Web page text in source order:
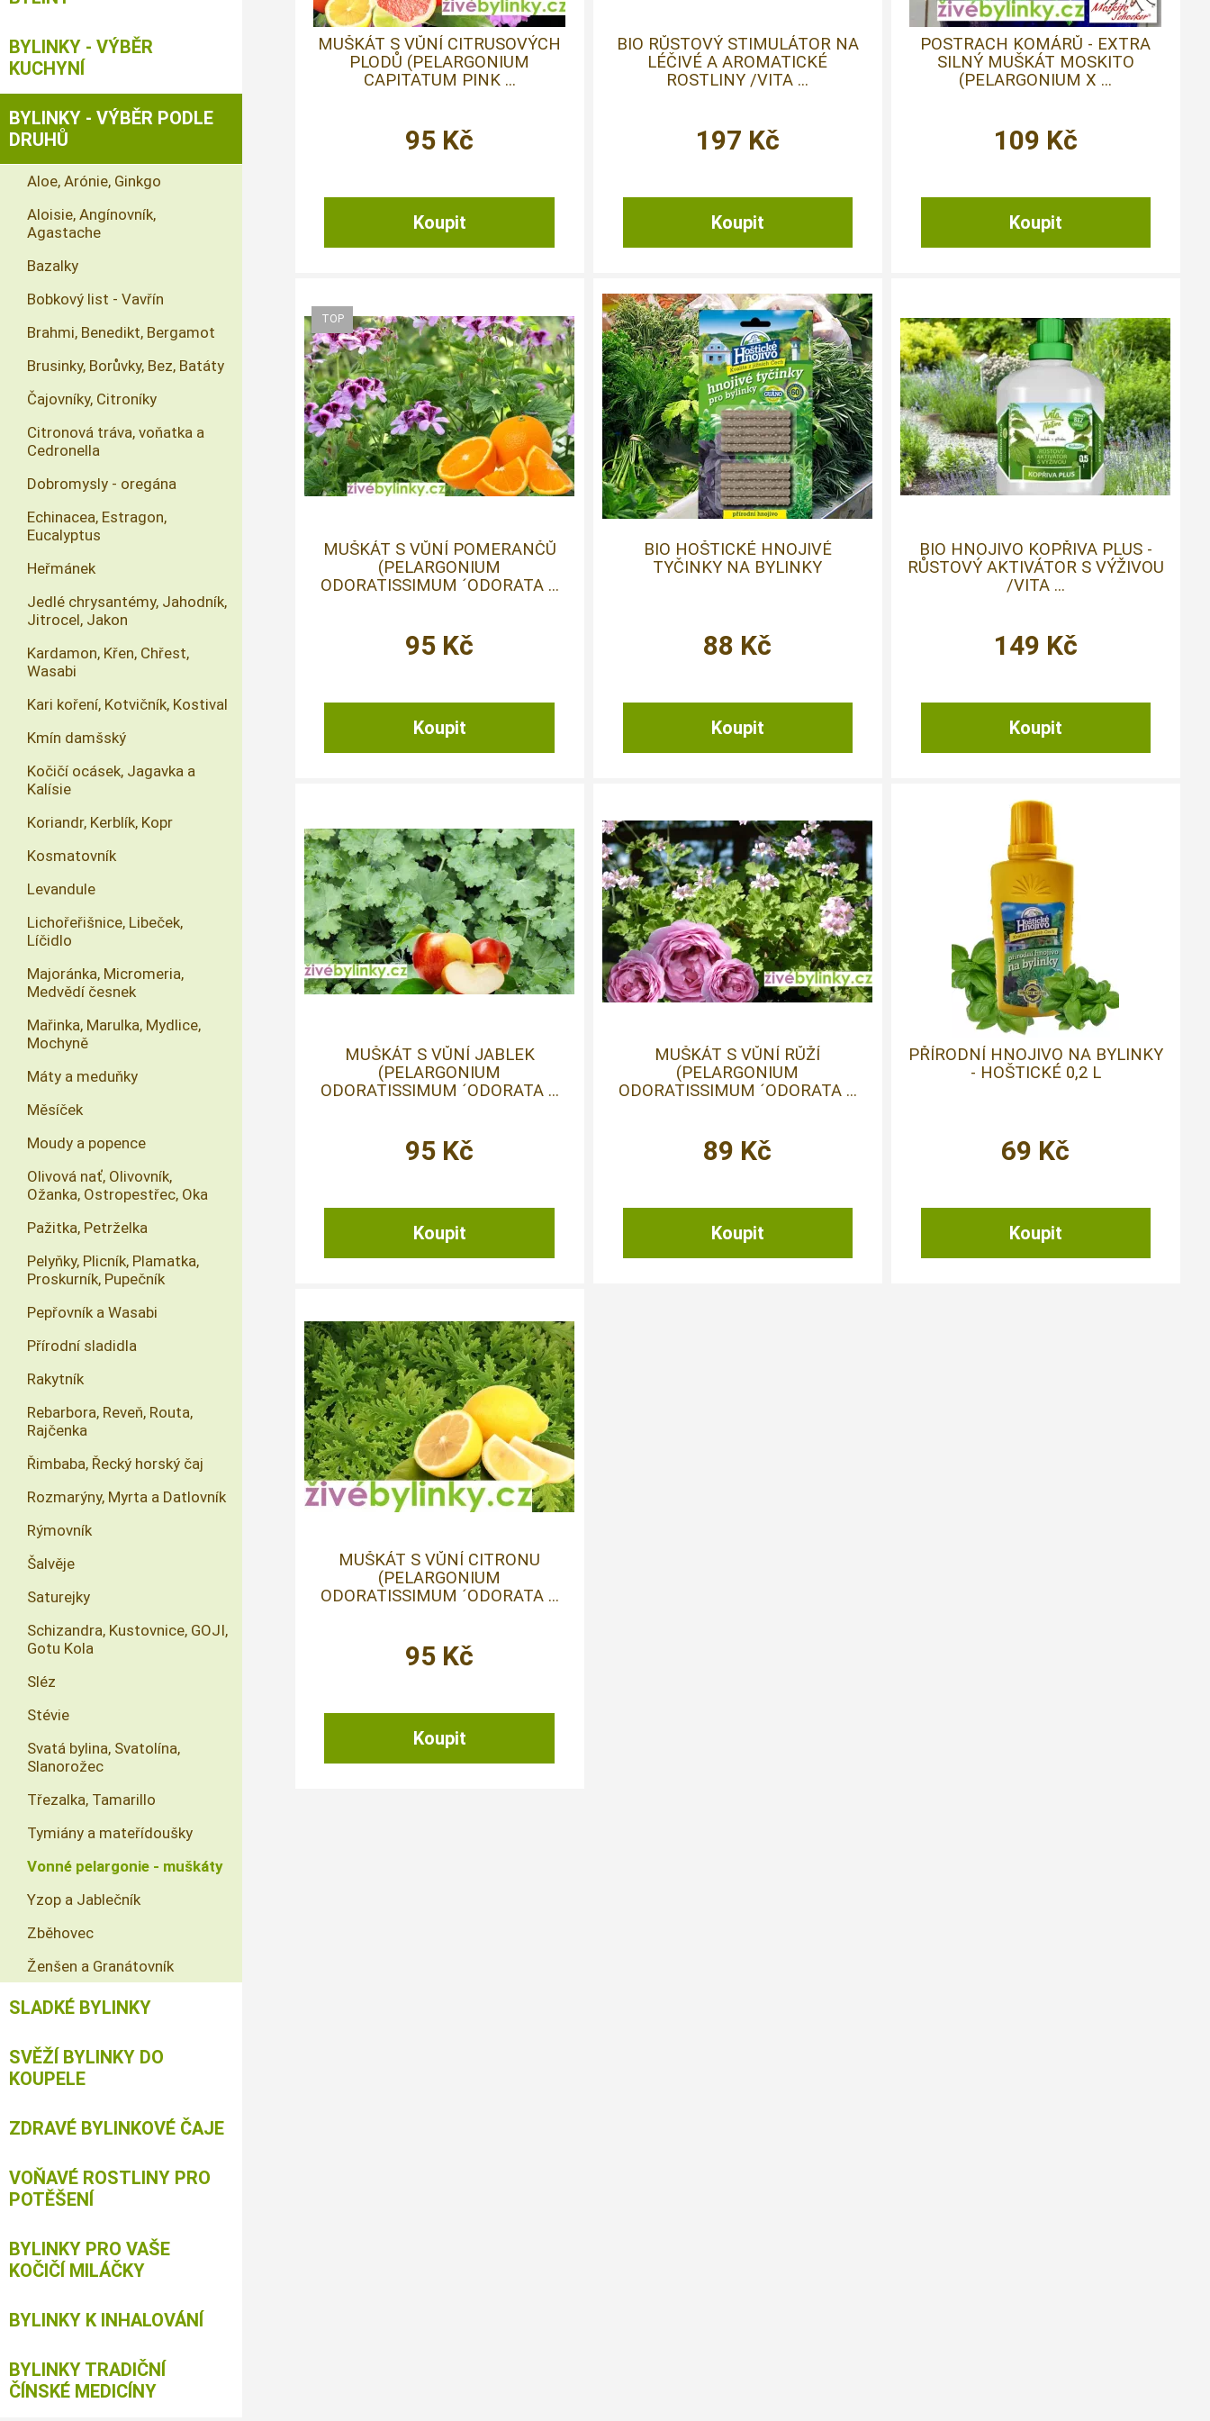
MUŠKÁT S VŮNÍ CITRUSOVÝCH
PLODŮ (PELARGONIUM
CAPITATUM PINK ...
95 Kč
BIO RŮSTOVÝ STIMULÁTOR NA
LÉČIVÉ A AROMATICKÉ
ROSTLINY /VITA ...
197 Kč
POSTRACH KOMÁRŮ - EXTRA
SILNÝ MUŠKÁT MOSKITO
(PELARGONIUM X ...
109 Kč
MUŠKÁT S VŮNÍ POMERANČŮ
(PELARGONIUM
ODORATISSIMUM ´ODORATA ...
95 Kč
BIO HOŠTICKÉ HNOJIVÉ
TYČINKY NA BYLINKY
88 Kč
BIO HNOJIVO KOPŘIVA PLUS -
RŮSTOVÝ AKTIVÁTOR S VÝŽIVOU
/VITA ...
149 Kč
MUŠKÁT S VŮNÍ JABLEK
(PELARGONIUM
ODORATISSIMUM ´ODORATA ...
95 Kč
MUŠKÁT S VŮNÍ RŮŽÍ
(PELARGONIUM
ODORATISSIMUM ´ODORATA ...
89 Kč
PŘÍRODNÍ HNOJIVO NA BYLINKY
- HOŠTICKÉ 0,2 L
69 Kč
MUŠKÁT S VŮNÍ CITRONU
(PELARGONIUM
ODORATISSIMUM ´ODORATA ...
95 Kč
BYLINKY - VÝBĚR
KUCHYNÍ
BYLINKY - VÝBĚR PODLE
DRUHŮ
Aloe, Arónie, Ginkgo
Aloisie, Angínovník,
Agastache
Bazalky
Bobkový list - Vavřín
Brahmi, Benedikt, Bergamot
Brusinky, Borůvky, Bez, Batáty
Čajovníky, Citroníky
Citronová tráva, voňatka a
Cedronella
Dobromysly - oregána
Echinacea, Estragon,
Eucalyptus
Heřmánek
Jedlé chrysantémy, Jahodník,
Jitrocel, Jakon
Kardamon, Křen, Chřest,
Wasabi
Kari koření, Kotvičník, Kostival
Kmín damšský
Kočičí ocásek, Jagavka a
Kalísie
Koriandr, Kerblík, Kopr
Kosmatovník
Levandule
Lichořeřišnice, Libeček,
Líčidlo
Majoránka, Micromeria,
Medvědí česnek
Mařinka, Marulka, Mydlice,
Mochyně
Máty a meduňky
Měsíček
Moudy a popence
Olivová nať, Olivovník,
Ožanka, Ostropestřec, Oka
Pažitka, Petrželka
Pelyňky, Plicník, Plamatka,
Proskurník, Pupečník
Pepřovník a Wasabi
Přírodní sladidla
Rakytník
Rebarbora, Reveň, Routa,
Rajčenka
Řimbaba, Řecký horský čaj
Rozmarýny, Myrta a Datlovník
Rýmovník
Šalvěje
Saturejky
Schizandra, Kustovnice, GOJI,
Gotu Kola
Sléz
Stévie
Svatá bylina, Svatolína,
Slanorožec
Třezalka, Tamarillo
Tymiány a mateřídoušky
Vonné pelargonie - muškáty
Yzop a Jablečník
Zběhovec
Ženšen a Granátovník
SLADKÉ BYLINKY
SVĚŽÍ BYLINKY DO
KOUPELE
ZDRAVÉ BYLINKOVÉ ČAJE
VOŇAVÉ ROSTLINY PRO
POTĚŠENÍ
BYLINKY PRO VAŠE
KOČIČÍ MILÁČKY
BYLINKY K INHALOVÁNÍ
BYLINKY TRADIČNÍ
ČÍNSKÉ MEDICÍNY